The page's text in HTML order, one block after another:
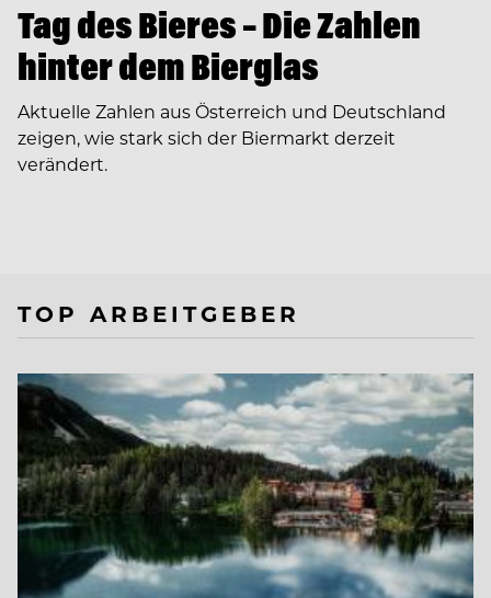
Tag des Bieres – Die Zahlen
hinter dem Bierglas
Aktuelle Zahlen aus Österreich und Deutschland
zeigen, wie stark sich der Biermarkt derzeit
verändert.
TOP ARBEITGEBER